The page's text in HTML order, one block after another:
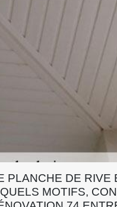
PLANCHE DE RIVE
MOTIFS,